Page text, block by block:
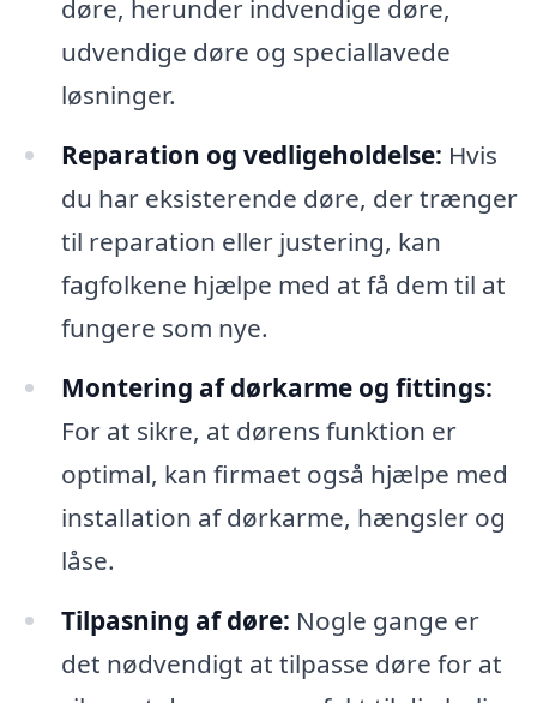
døre, herunder indvendige døre,
udvendige døre og speciallavede
løsninger.
Reparation og vedligeholdelse: Hvis
du har eksisterende døre, der trænger
til reparation eller justering, kan
fagfolkene hjælpe med at få dem til at
fungere som nye.
Montering af dørkarme og fittings:
For at sikre, at dørens funktion er
optimal, kan firmaet også hjælpe med
installation af dørkarme, hængsler og
låse.
Tilpasning af døre: Nogle gange er
det nødvendigt at tilpasse døre for at